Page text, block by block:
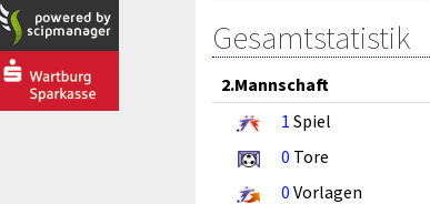
Gesamtstatistik
2.Mannschaft
1 Spiel
0 Tore
0 Vorlagen